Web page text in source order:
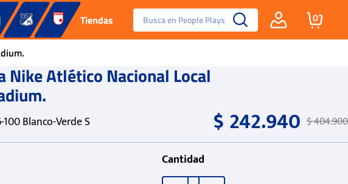
Tiendas Busca en People Plays
Reebok Fashion
0
Nike Atlético Nacional Local
Blanco-Verde S $242.940 $404.900
Cantidad